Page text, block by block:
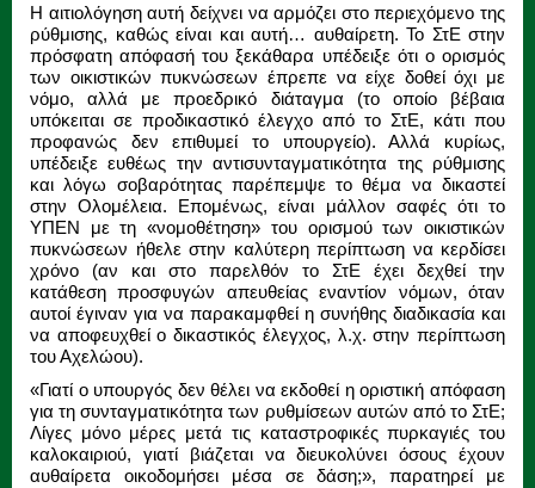
Η αιτιολόγηση αυτή δείχνει να αρμόζει στο περιεχόμενο της
ρύθμισης, καθώς είναι και αυτή… αυθαίρετη. Το ΣτΕ στην
πρόσφατη απόφασή του ξεκάθαρα υπέδειξε ότι ο ορισμός
των οικιστικών πυκνώσεων έπρεπε να είχε δοθεί όχι με
νόμο, αλλά με προεδρικό διάταγμα (το οποίο βέβαια
υπόκειται σε προδικαστικό έλεγχο από το ΣτΕ, κάτι που
προφανώς δεν επιθυμεί το υπουργείο). Αλλά κυρίως,
υπέδειξε ευθέως την αντισυνταγματικότητα της ρύθμισης
και λόγω σοβαρότητας παρέπεμψε το θέμα να δικαστεί
στην Ολομέλεια. Επομένως, είναι μάλλον σαφές ότι το
ΥΠΕΝ με τη «νομοθέτηση» του ορισμού των οικιστικών
πυκνώσεων ήθελε στην καλύτερη περίπτωση να κερδίσει
χρόνο (αν και στο παρελθόν το ΣτΕ έχει δεχθεί την
κατάθεση προσφυγών απευθείας εναντίον νόμων, όταν
αυτοί έγιναν για να παρακαμφθεί η συνήθης διαδικασία και
να αποφευχθεί ο δικαστικός έλεγχος, λ.χ. στην περίπτωση
του Αχελώου).
«Γιατί ο υπουργός δεν θέλει να εκδοθεί η οριστική απόφαση
για τη συνταγματικότητα των ρυθμίσεων αυτών από το ΣτΕ;
Λίγες μόνο μέρες μετά τις καταστροφικές πυρκαγιές του
καλοκαιριού, γιατί βιάζεται να διευκολύνει όσους έχουν
αυθαίρετα οικοδομήσει μέσα σε δάση;», παρατηρεί με